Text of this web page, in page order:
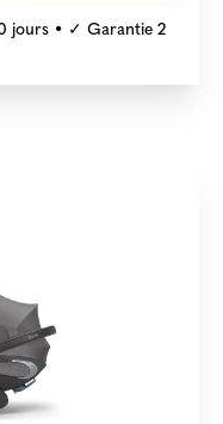
jours • ✓ Garantie 2